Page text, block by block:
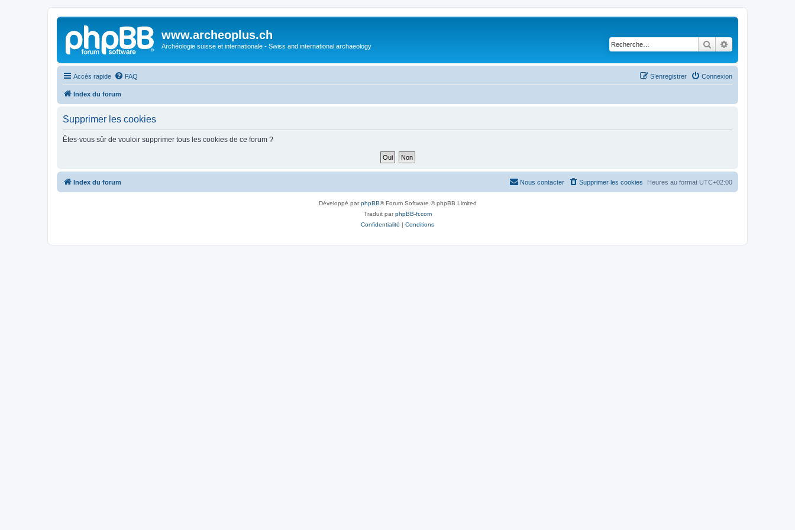
www.archeoplus.ch
Archéologie suisse et internationale - Swiss and international archaeology Rechercher
Accès rapide FAQ Connexion
S’enregistrer
Index du forum
Supprimer les cookies
Êtes-vous sûr de vouloir supprimer tous les cookies de ce forum ?
Index du forum Heures au format UTC+02:00
Supprimer les cookies
Nous contacter
Développé parphpBB® Forum Software © phpBB Limited
Traduit parphpBB-fr.com
Confidentialité | Conditions